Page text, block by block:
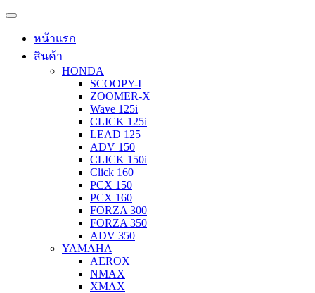
หน้าแรก
สินค้า
HONDA
SCOOPY-I
ZOOMER-X
Wave 125i
CLICK 125i
LEAD 125
ADV 150
CLICK 150i
Click 160
PCX 150
PCX 160
FORZA 300
FORZA 350
ADV 350
YAMAHA
AEROX
NMAX
XMAX